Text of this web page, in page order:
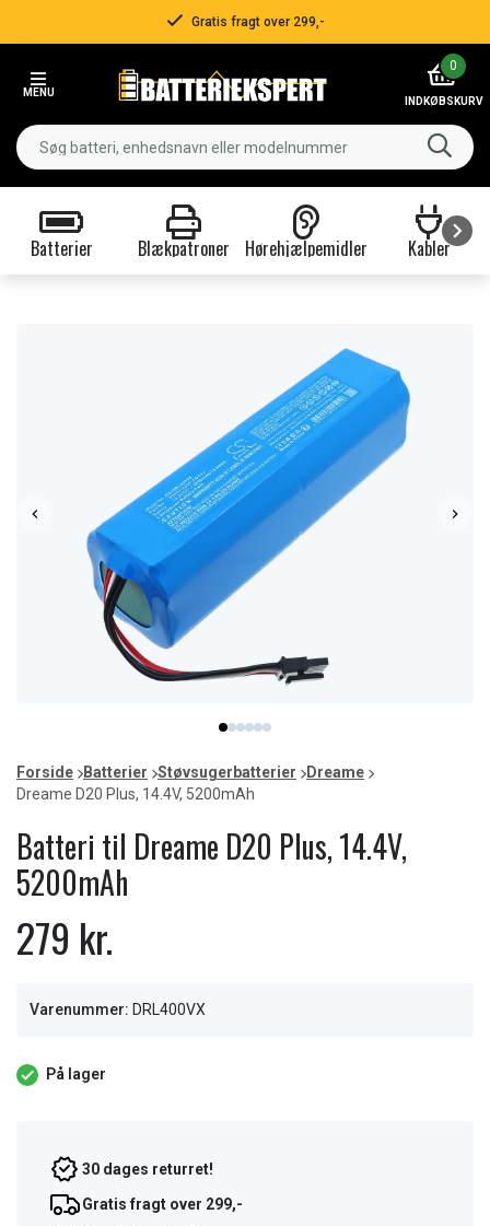
Gratis fragt over 299,-
MENU
0
INDKØBSKURV
Batterier Blækpatroner Hørehjælpemidler Kabler
item
0
item
1
item
2
item
3
item
4
item
5
of
6
Forside Batterier Støvsugerbatterier
Dreame
Dreame D20 Plus, 14.4V, 5200mAh
Batteri til Dreame D20 Plus, 14.4V,
5200mAh
279 kr.
Varenummer: DRL400VX
På lager
30 dages returret!
Gratis fragt over 299,-